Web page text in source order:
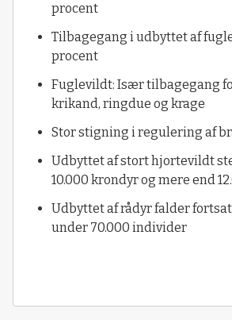
procent
Tilbagegang i udbyttet af
procent
Fuglevildt: Især tilbagegang
krikand, ringdue og krage
Stor stigning i regulering af
Udbyttet af stort hjortevildt
10.000 krondyr og mere end
Udbyttet af rådyr falder
under 70.000 individer